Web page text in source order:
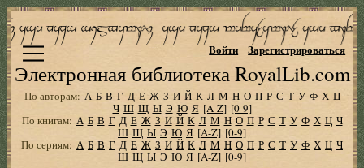
Электронная библиотека RoyalLib.com
Войти Зарегистрироваться
По авторам: А Б В Г Д Е Ж З И Й К Л М Н О П Р С Т У Ф Х Ц
Ч Ш Щ Ы Э Ю Я [A-Z] [0-9]
По книгам: А Б В Г Д Е Ж З И Й К Л М Н О П Р С Т У Ф Х Ц Ч
Ш Щ Ы Э Ю Я [A-Z] [0-9]
По сериям: А Б В Г Д Е Ж З И Й К Л М Н О П Р С Т У Ф Х Ц Ч
Ш Щ Ы Э Ю Я [A-Z] [0-9]